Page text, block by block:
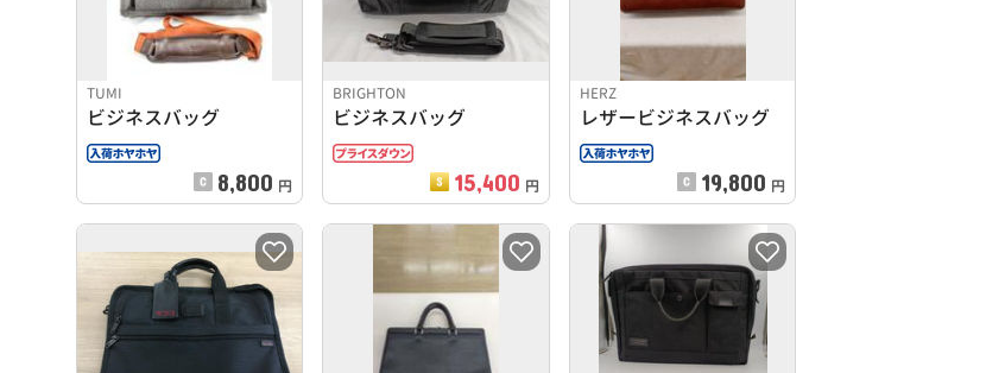
TUMI
ビジネスバッグ
8,800 円
BRIGHTON
ビジネスバッグ
15,400 円
HERZ
レザービジネスバッグ
19,800 円